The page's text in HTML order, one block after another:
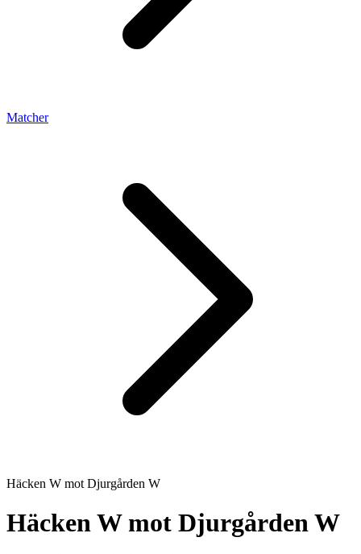
Matcher
Häcken W mot Djurgården W
Häcken Wmot Djurgården W